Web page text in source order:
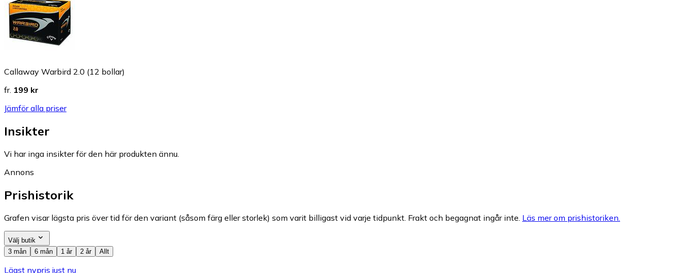
Callaway Warbird 2.0 (12 bollar)
fr. 199 kr
Jämför alla priser
Insikter
Vi har inga insikter för den här produkten ännu.
Annons
Prishistorik
Grafen visar lägsta pris över tid för den variant (såsom färg eller storlek) som varit billigast vid varje tidpunkt. Frakt och begagnat ingår inte. Läs mer om prishistoriken.
Välj butik
3 mån
6 mån 1 år 2 år Allt
Lägst nypris just nu